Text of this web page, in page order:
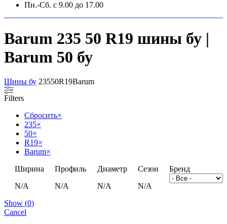
Пн.-Сб. с 9.00 до 17.00
Barum 235 50 R19 шины бу |
Barum 50 бу
Шины бу 23550R19Barum
Filters
Сбросить×
235×
50×
R19×
Barum×
Ширина
N/A
Профиль
N/A
Диаметр
N/A
Сезон
N/A
Бренд
Show (0)
Cancel